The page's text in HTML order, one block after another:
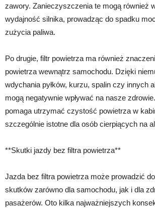
zawory. Zanieczyszczenia te mogą również
wydajność silnika, prowadząc do spadku
zużycia paliwa.
Po drugie, filtr powietrza ma również
powietrza wewnątrz samochodu. Dzięki
wdychania pyłków, kurzu, spalin czy innych
mogą negatywnie wpływać na nasze
pomaga utrzymać czystość powietrza w
szczególnie istotne dla osób cierpiących na
**Skutki jazdy bez filtra powietrza**
Jazda bez filtra powietrza może prowadzić
skutków zarówno dla samochodu, jak i dla
pasażerów. Oto kilka najważniejszych